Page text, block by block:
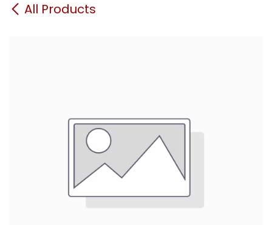
All Products